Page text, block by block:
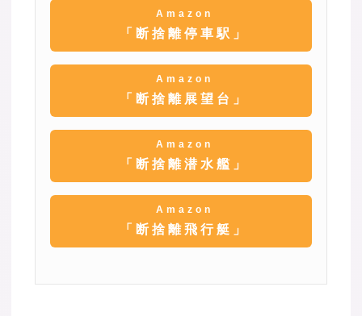
Amazon
「断捨離停車駅」
Amazon
「断捨離展望台」
Amazon
「断捨離潜水艦」
Amazon
「断捨離飛行艇」